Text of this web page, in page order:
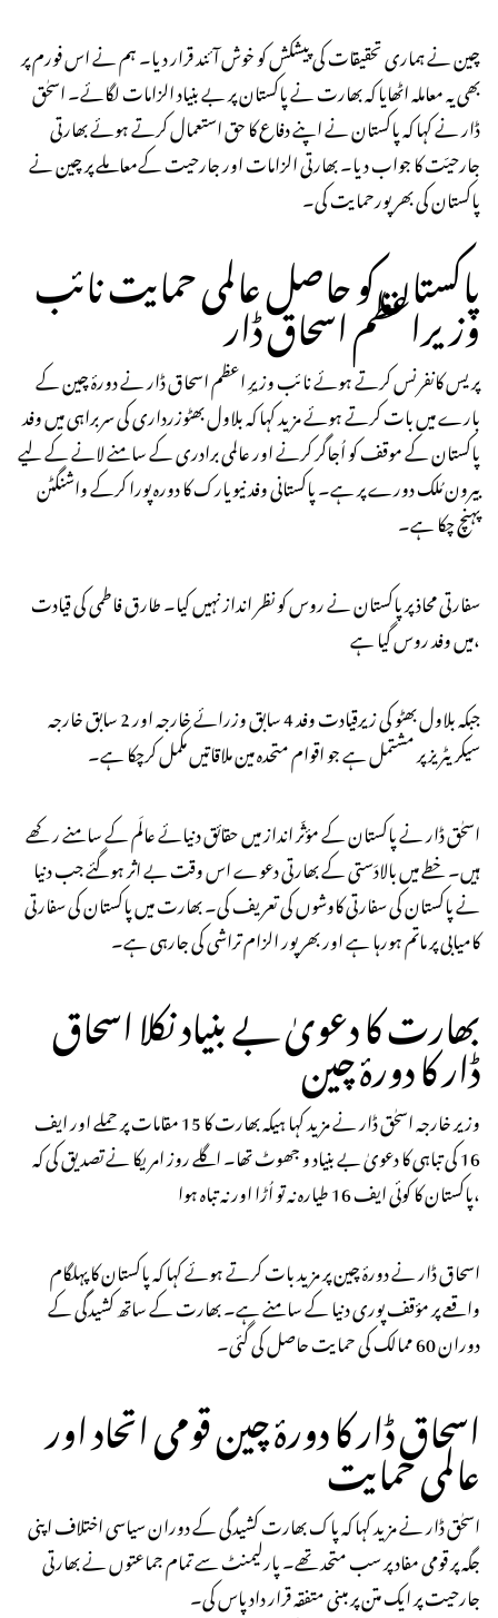
چین نے ہماری تحقیقات کی پیشکش کو خوش آئند قرار دیا۔ ہم نے اس فورم پر
بھی یہ معاملہ اٹھایا کہ بھارت نے پاکستان پر بے بنیاد الزامات لگائے۔ اسحٰق
ڈار نے کہا کہ پاکستان نے اپنے دفاع کا حق استعمال کرتے ہوئے بھارتی
جارحیّت کا جواب دیا۔ بھارتی الزامات اور جارحیت کےمعاملے پر چین نے
پاکستان کی بھرپورحمایت کی۔
پاکستان کو حاصل عالمی حمایت نائب
وزیراعظم اسحاق ڈار
پریس کانفرنس کرتے ہوئے نائب وزیرِ اعظم اسحاق ڈار نے دورۂ چین کے
بارے میں بات کرتے ہوئے مزید کہا کہ بلاول بھٹوزرداری کی سربراہی میں وفد
پاکستان کے موقف کو اُجاگر کرنے اور عالمی برادری کے سامنے لانے کے لیے
بیرون مُلک دورے پر ہے۔ پاکستانی وفد نیویارک کا دورہ پورا کرکے واشنگٹن
پہنچ چکا ہے۔
سفارتی محاذ پر پاکستان نے روس کو نظر انداز نہیں کیا۔ طارق فاطمی کی قیادت
میں وفد روس گیا ہے،
جبکہ بلاول بھٹو کی زیرقیادت وفد 4 سابق وزرائے خارجہ اور 2 سابق خارجہ
سیکریٹریز پر مشتمل ہے جو اقوام متحدہ مین ملاقاتیں مکمل کرچکا ہے۔
اسحٰق ڈار نے پاکستان کے مؤثّر انداز میں حقائق دنیائے عالَم کے سامنے رکھے
ہیں۔ خطے میں بالادَستی کے بھارتی دعوے اس وقت بے اثر ہوگئے جب دنیا
نے پاکستان کی سفارتی کاوشوں کی تعریف کی۔ بھارت میں پاکستان کی سفارتی
کامیابی پر ماتم ہورہا ہے اور بھرپور الزام تراشی کی جارہی ہے۔
بھارت کا دعویٰ بے بنیاد نکلا اسحاق
ڈار کا دورۂ چین
وزیر خارجہ اسحٰق ڈار نے مزید کہا ہیکہ بھارت کا 15 مقامات پر حملے اور ایف
16 کی تباہی کا دعویٰ بے بنیاد و جھوٹ تھا۔ اگلے روز امریکا نے تصدیق کی کہ
پاکستان کا کوئی ایف 16 طیارہ نہ تو اُڑا اور نہ تباہ ہوا،
اسحاق ڈار نے دورۂ چین پر مزید بات کرتے ہوئے کہا کہ پاکستان کا پہلگام
واقعے پر مؤقف پوری دنیا کے سامنے ہے۔ بھارت کے ساتھ کشیدگی کے
دوران 60 ممالک کی حمایت حاصل کی گئی۔
اسحاق ڈار کا دورۂ چین قومی اتحاد اور
عالمی حمایت
اسحٰق ڈار نے مزید کہا کہ پاک بھارت کشیدگی کے دوران سیاسی اختلاف اپنی
جگہ پر قومی مفاد پر سب متحد تھے۔ پارلیمنٹ سے تمام جماعتوں نے بھارتی
جارحیت پر ایک متن پر مبنی متفقہ قرار داد پاس کی۔